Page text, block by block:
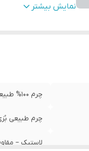
نگهداری:به منظورنمایش بیشتر
چرم ۱۰۰% طبیعی گاوی
چرم طبیعی
لاستیک –